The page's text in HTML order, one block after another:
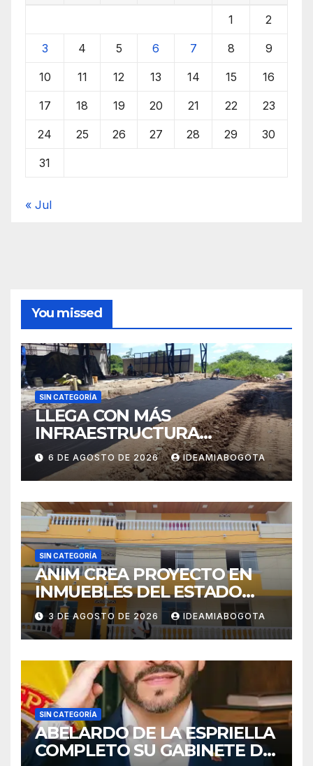
1 2
3 4 5 6 7 8 9
10 11 12 13 14 15 16
17 18 19 20 21 22 23
24 25 26 27 28 29 30
31
« Jul
You missed
SIN CATEGORÍA
LLEGA CON MÁS
INFRAESTRUCTURA
EDUCATIVA A MAJAGUAL
SUCRE
6 DE AGOSTO DE 2026 IDEAMIABOGOTA
SIN CATEGORÍA
ANIM CREA PROYECTO EN
INMUEBLES DEL ESTADO
PARA VIVIENDA A MADRES
CABEZA DE FAMILIA
3 DE AGOSTO DE 2026 IDEAMIABOGOTA
SIN CATEGORÍA
ABELARDO DE LA ESPRIELLA
COMPLETO SU GABINETE DE